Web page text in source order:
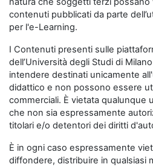
contenuti pubblicati da parte
per l'e-Learning.
I Contenuti presenti sulle
dell’Università degli Studi di
intendere destinati unicamente
didattico e non possono essere
commerciali. È vietata qualunque
che non sia espressamente
titolari e/o detentori dei diritti
È in ogni caso espressamente
diffondere, distribuire in qualsiasi